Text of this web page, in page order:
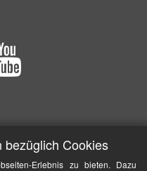
bezüglich Cookies
Erlebnis zu bieten. Dazu